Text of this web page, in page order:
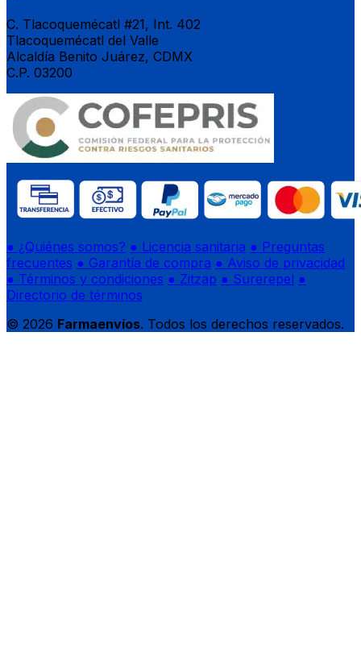
C. Tlacoquemécatl #21, Int. 402
Tlacoquemécatl del Valle
Alcaldía Benito Juárez, CDMX
C.P. 03200
● ¿Quiénes somos? ● Licencia sanitaria ● Preguntas
frecuentes ● Garantía de compra ● Aviso de privacidad
● Términos y condiciones ● Zitzap ● Surerepel ●
Directorio de términos
© 2026 Farmaenvíos. Todos los derechos reservados.